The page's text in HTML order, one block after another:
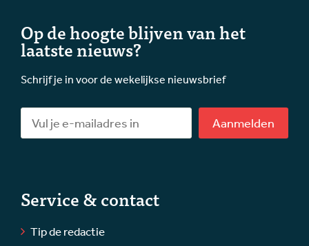
Op de hoogte blijven van het
laatste nieuws?
Schrijf je in voor de wekelijkse nieuwsbrief
Aanmelden
Service & contact
Tip de redactie